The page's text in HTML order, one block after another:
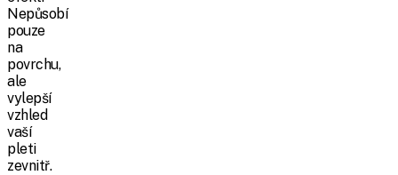
Nepůsobí
pouze
na
povrchu,
ale
vylepší
vzhled
vaší
pleti
zevnitř.